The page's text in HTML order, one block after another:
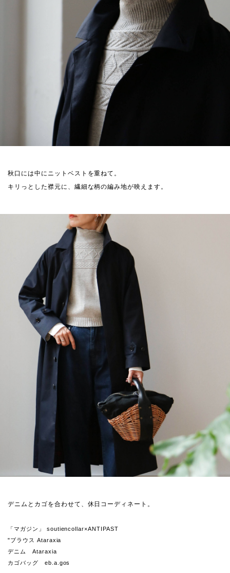
秋口には中にニットベストを重ねて。
キリっとした襟元に、繊細な柄の編み地が映えます。
デニムとカゴを合わせて、休日コーディネート。
「マガジン」 soutiencollar×ANTIPAST
"ブラウス Ataraxia
デニム Ataraxia
カゴバッグ eb.a.gos